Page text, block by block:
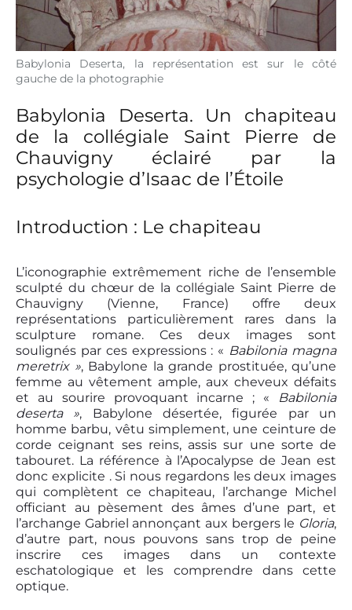
Babylonia Deserta, la représentation est sur le côté
gauche de la photographie
Babylonia Deserta. Un chapiteau
de la collégiale Saint Pierre de
Chauvigny éclairé par la
psychologie d’Isaac de l’Étoile
Introduction : Le chapiteau
L’iconographie extrêmement riche de l’ensemble
sculpté du chœur de la collégiale Saint Pierre de
Chauvigny (Vienne, France) offre deux
représentations particulièrement rares dans la
sculpture romane. Ces deux images sont
soulignés par ces expressions : « Babilonia magna
meretrix », Babylone la grande prostituée, qu’une
femme au vêtement ample, aux cheveux défaits
et au sourire provoquant incarne ; «
Babilonia
deserta », Babylone désertée, figurée par un
homme barbu, vêtu simplement, une ceinture de
corde ceignant ses reins, assis sur une sorte de
tabouret. La référence à l’Apocalypse de Jean est
donc explicite . Si nous regardons les deux images
qui complètent ce chapiteau, l’archange Michel
officiant au pèsement des âmes d’une part, et
l’archange Gabriel annonçant aux bergers le Gloria,
d’autre part, nous pouvons sans trop de peine
inscrire ces images dans un contexte
eschatologique et les comprendre dans cette
optique.